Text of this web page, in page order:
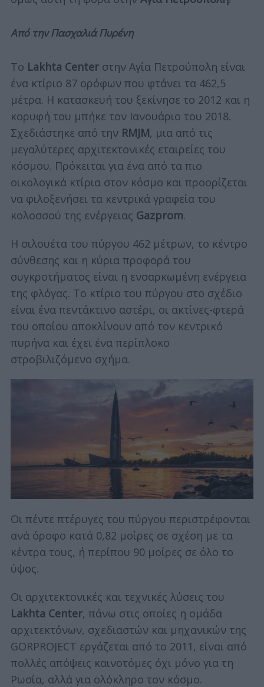
Από την Πασχαλιά Πυρένη
Το Lakhta Centerστην Αγία Πετρούπολη είναι
ένα κτίριο 87 ορόφων που φτάνει τα 462,5
μέτρα. Η κατασκευή του ξεκίνησε το 2012 και η
κορυφή του μπήκε τον Ιανουάριο του 2018.
Σχεδιάστηκε από την RMJM, μια από τις
μεγαλύτερες αρχιτεκτονικές εταιρείες του
κόσμου. Πρόκειται για ένα από τα πιο
οικολογικά κτίρια στον κόσμο και προορίζεται
να φιλοξενήσει τα κεντρικά γραφεία του
κολοσσού της ενέργειας Gazprom.
Η σιλουέτα του πύργου 462 μέτρων, το κέντρο
σύνθεσης και η κύρια προφορά του
συγκροτήματος είναι η ενσαρκωμένη ενέργεια
της φλόγας. Το κτίριο του πύργου στο σχέδιο
είναι ένα πεντάκτινο αστέρι, οι ακτίνες-φτερά
του οποίου αποκλίνουν από τον κεντρικό
πυρήνα και έχει ένα περίπλοκο
στροβιλιζόμενο σχήμα.
Οι πέντε πτέρυγες του πύργου περιστρέφονται
ανά όροφο κατά 0,82 μοίρες σε σχέση με τα
κέντρα τους, ή περίπου 90 μοίρες σε όλο το
ύψος.
Οι αρχιτεκτονικές και τεχνικές λύσεις του
Lakhta Center, πάνω στις οποίες η ομάδα
αρχιτεκτόνων, σχεδιαστών και μηχανικών της
GORPROJECT εργάζεται από το 2011, είναι από
πολλές απόψεις καινοτόμες όχι μόνο για τη
Ρωσία, αλλά για ολόκληρο τον κόσμο.